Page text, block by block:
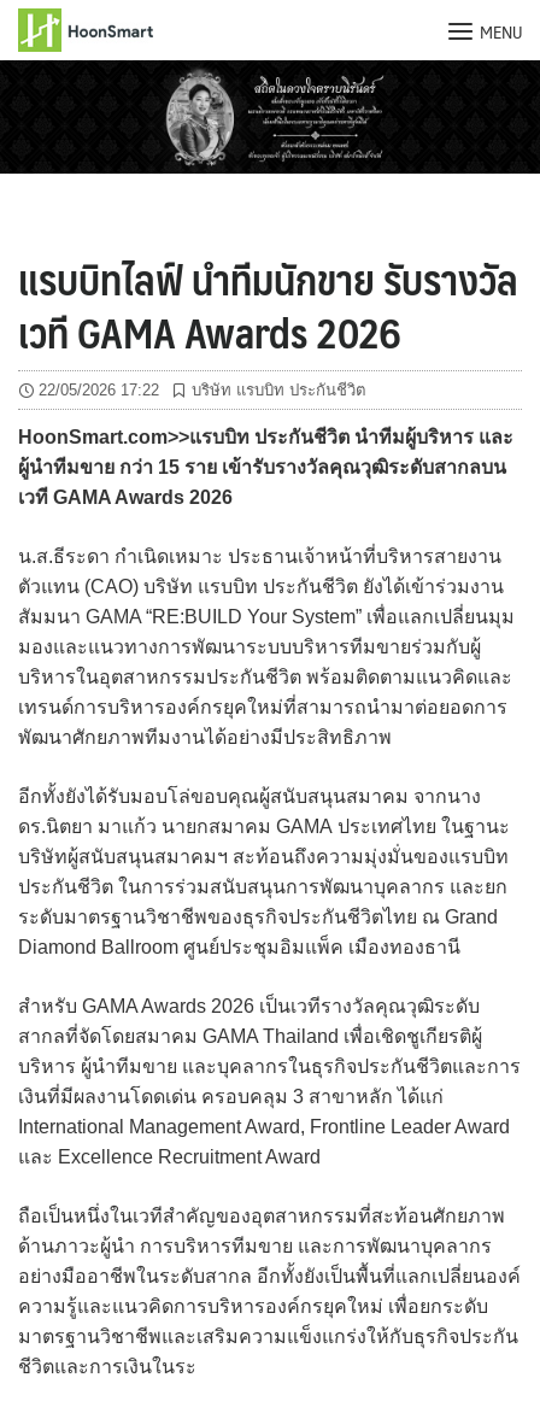
MENU
แรบบิทไลฟ์ นำทีมนักขาย รับรางวัล
เวที GAMA Awards 2026
22/05/2026 17:22 บริษัท แรบบิท ประกันชีวิต
HoonSmart.com>>แรบบิท ประกันชีวิต นำทีมผู้บริหาร และ
ผู้นำทีมขาย กว่า 15 ราย เข้ารับรางวัลคุณวุฒิระดับสากลบน
เวที GAMA Awards 2026
น.ส.ธีระดา กำเนิดเหมาะ ประธานเจ้าหน้าที่บริหารสายงาน
ตัวแทน (CAO) บริษัท แรบบิท ประกันชีวิต ยังได้เข้าร่วมงาน
สัมมนา GAMA “RE:BUILD Your System” เพื่อแลกเปลี่ยนมุม
มองและแนวทางการพัฒนาระบบบริหารทีมขายร่วมกับผู้
บริหารในอุตสาหกรรมประกันชีวิต พร้อมติดตามแนวคิดและ
เทรนด์การบริหารองค์กรยุคใหม่ที่สามารถนำมาต่อยอดการ
พัฒนาศักยภาพทีมงานได้อย่างมีประสิทธิภาพ
อีกทั้งยังได้รับมอบโล่ขอบคุณผู้สนับสนุนสมาคม จากนาง
ดร.นิตยา มาแก้ว นายกสมาคม GAMA ประเทศไทย ในฐานะ
บริษัทผู้สนับสนุนสมาคมฯ สะท้อนถึงความมุ่งมั่นของแรบบิท
ประกันชีวิต ในการร่วมสนับสนุนการพัฒนาบุคลากร และยก
ระดับมาตรฐานวิชาชีพของธุรกิจประกันชีวิตไทย ณ Grand
Diamond Ballroom ศูนย์ประชุมอิมแพ็ค เมืองทองธานี
สำหรับ GAMA Awards 2026 เป็นเวทีรางวัลคุณวุฒิระดับ
สากลที่จัดโดยสมาคม GAMA Thailand เพื่อเชิดชูเกียรติผู้
บริหาร ผู้นำทีมขาย และบุคลากรในธุรกิจประกันชีวิตและการ
เงินที่มีผลงานโดดเด่น ครอบคลุม 3 สาขาหลัก ได้แก่
International Management Award, Frontline Leader Award
และ Excellence Recruitment Award
ถือเป็นหนึ่งในเวทีสำคัญของอุตสาหกรรมที่สะท้อนศักยภาพ
ด้านภาวะผู้นำ การบริหารทีมขาย และการพัฒนาบุคลากร
อย่างมืออาชีพในระดับสากล อีกทั้งยังเป็นพื้นที่แลกเปลี่ยนองค์
ความรู้และแนวคิดการบริหารองค์กรยุคใหม่ เพื่อยกระดับ
มาตรฐานวิชาชีพและเสริมความแข็งแกร่งให้กับธุรกิจประกัน
ชีวิตและการเงินในระ